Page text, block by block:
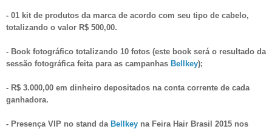
- 01 kit de produtos da marca de acordo com seu tipo de cabelo,
totalizando o valor R$ 500,00.
- Book fotográfico totalizando 10 fotos (este book será o resultado da
sessão fotográfica feita para as campanhas Bellkey);
- R$ 3.000,00 em dinheiro depositados na conta corrente de cada
ganhadora.
- Presença VIP no stand da Bellkey na Feira Hair Brasil 2015 nos